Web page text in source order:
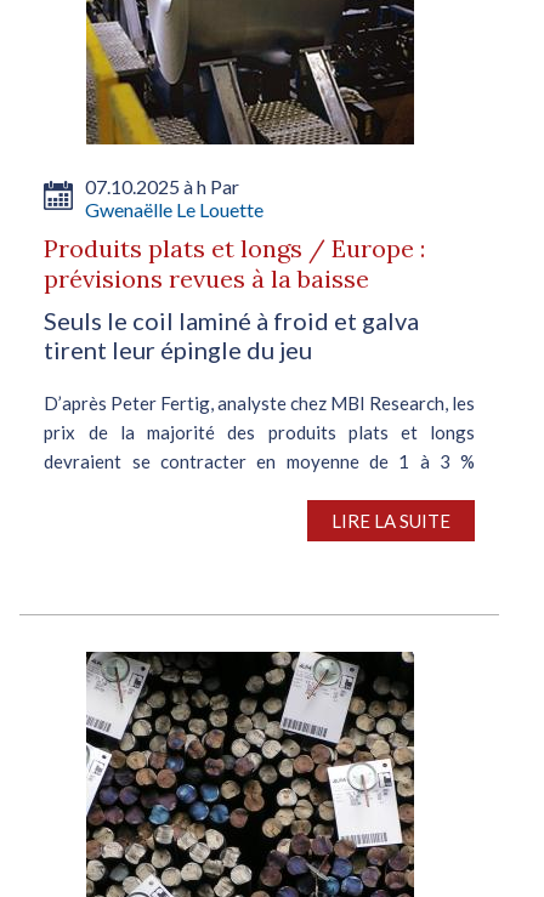
07.10.2025 à h Par
Gwenaëlle Le Louette
Produits plats et longs / Europe :
prévisions revues à la baisse
Seuls le coil laminé à froid et galva
tirent leur épingle du jeu
D’après Peter Fertig, analyste chez MBI Research, les
prix de la majorité des produits plats et longs
devraient se contracter en moyenne de 1 à 3 %
LIRE LA SUITE